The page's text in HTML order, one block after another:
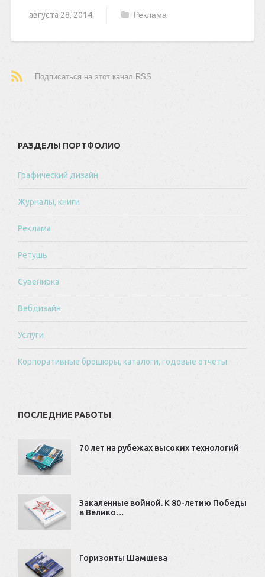
августа 28, 2014 Реклама
Подписаться на этот канал RSS
РАЗДЕЛЫ ПОРТФОЛИО
Графический дизайн
Журналы, книги
Реклама
Ретушь
Сувенирка
Вебдизайн
Услуги
Корпоративные брошюры, каталоги, годовые отчеты
ПОСЛЕДНИЕ РАБОТЫ
70 лет на рубежах высоких технологий
Закаленные войной. К 80-летию Победы
в Велико…
Горизонты Шамшева